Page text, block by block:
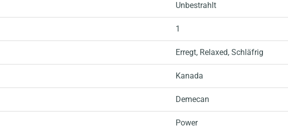
Unbestrahlt
1
Erregt, Relaxed, Schläfrig
Kanada
Demecan
Power